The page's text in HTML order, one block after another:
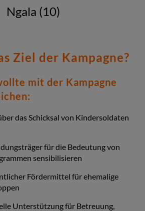
Ngala (10)
Ziel der Kampagne?
mit der Kampagne
das Schicksal von Kindersoldaten
für die Bedeutung von
sensibilisieren
Fördermittel für ehemalige
Unterstützung für Betreuung,